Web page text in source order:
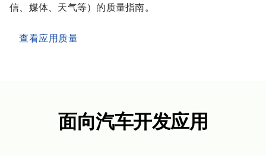
信、媒体、天气等）的质量指南。
查看应用质量
面向汽车开发应用